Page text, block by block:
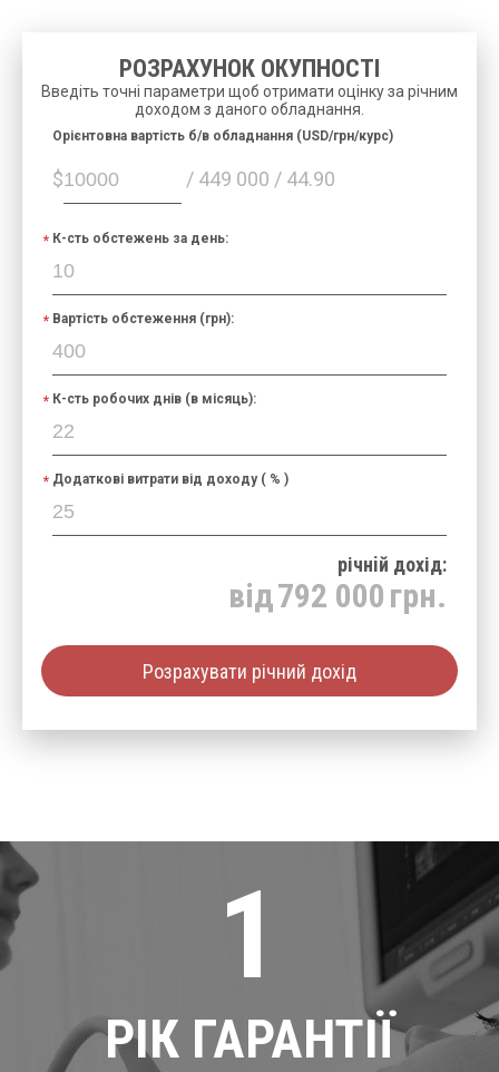
РОЗРАХУНОК ОКУПНОСТІ
Введіть точні параметри щоб отримати оцінку за річним
доходом з даного обладнання.
$ / 449 000 / 44.90
Орієнтовна вартість б/в обладнання (USD/грн/курс)
К-сть обстежень за день:
Вартість обстеження (грн):
К-сть робочих днів (в місяць):
Додаткові витрати від доходу ( % )
річнiй дохід:
від792 000 грн.
Розрахувати річний дохід
1
РІК ГАРАНТІЇ